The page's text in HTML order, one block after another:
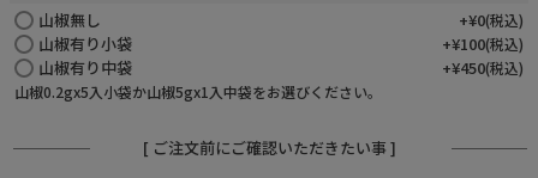
)
山椒無し +¥0 税込
山椒有り小袋 +¥100 税込
山椒有り中袋 +¥450 税込
山椒0.2gx5入小袋か山椒5gx1入中袋をお選びください。
[ ご注文前にご確認いただきたい事 ]